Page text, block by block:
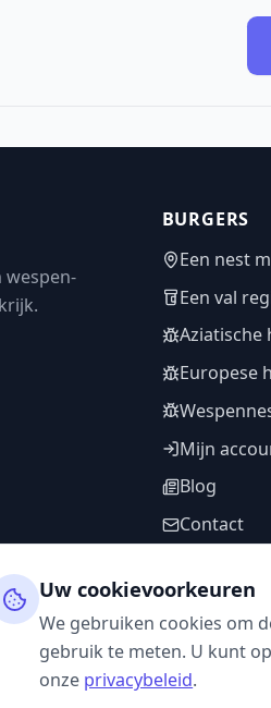
BURGERS
Een nest
Een val
Aziatische
Europese
Mijn
Blog
Contact
Uw cookievoorkeuren
We gebruiken cookies om
gebruik te meten. U kunt
onze privacybeleid.